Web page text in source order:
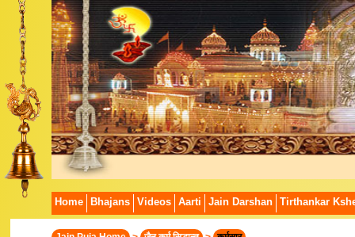
Home Bhajans Videos Aarti Jain Darshan Tirthankar